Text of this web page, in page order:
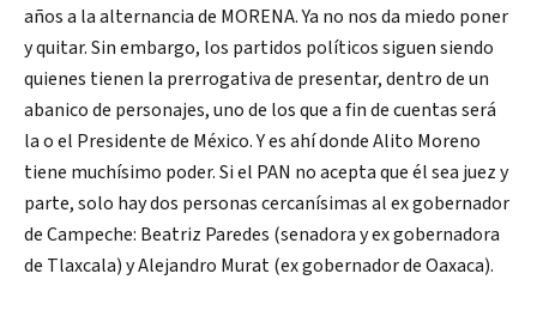
años a la alternancia de MORENA. Ya no nos da miedo poner
y quitar. Sin embargo, los partidos políticos siguen siendo
quienes tienen la prerrogativa de presentar, dentro de un
abanico de personajes, uno de los que a fin de cuentas será
la o el Presidente de México. Y es ahí donde Alito Moreno
tiene muchísimo poder. Si el PAN no acepta que él sea juez y
parte, solo hay dos personas cercanísimas al ex gobernador
de Campeche: Beatriz Paredes (senadora y ex gobernadora
de Tlaxcala) y Alejandro Murat (ex gobernador de Oaxaca).